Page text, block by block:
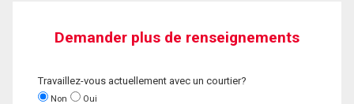
Demander plus de renseignements
Travaillez-vous actuellement avec un courtier?
Non Oui